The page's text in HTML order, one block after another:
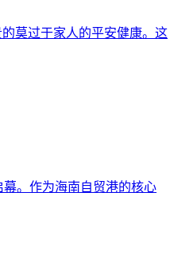
莫过于家人的平安健康。这
。作为海南自贸港的核心